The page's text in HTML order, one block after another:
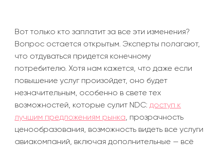
Вот только кто заплатит за все эти изменения?
Вопрос остается открытым. Эксперты полагают,
что отдуваться придется конечному
потребителю. Хотя нам кажется, что даже если
повышение услуг произойдет, оно будет
незначительным, особенно в свете тех
возможностей, которые сулит NDC: доступ к
лучшим предложениям рынка, прозрачность
ценообразования, возможность видеть все услуги
авиакомпаний, включая дополнительные — всё